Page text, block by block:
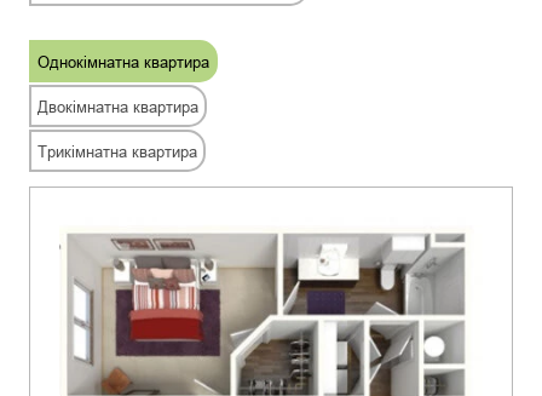
Однокімнатна квартира
Двокімнатна квартира
Трикімнатна квартира